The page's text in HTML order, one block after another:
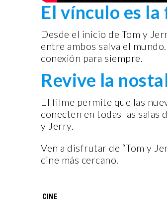
El vínculo es
Desde el inicio de Tom y
entre ambos salva el
conexión para siempre.
Revive la
El filme permite que las
conecten en todas las salas
y Jerry.
Ven a disfrutar de “Tom y
cine más cercano.
Tags:
CINE
DEL
LA